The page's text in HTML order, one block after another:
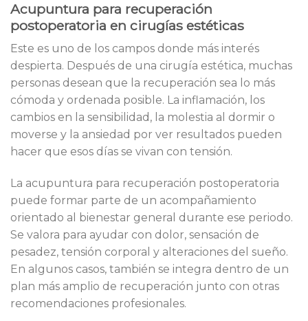
Acupuntura para recuperación
postoperatoria en cirugías estéticas
Este es uno de los campos donde más interés
despierta. Después de una cirugía estética, muchas
personas desean que la recuperación sea lo más
cómoda y ordenada posible. La inflamación, los
cambios en la sensibilidad, la molestia al dormir o
moverse y la ansiedad por ver resultados pueden
hacer que esos días se vivan con tensión.
La acupuntura para recuperación postoperatoria
puede formar parte de un acompañamiento
orientado al bienestar general durante ese periodo.
Se valora para ayudar con dolor, sensación de
pesadez, tensión corporal y alteraciones del sueño.
En algunos casos, también se integra dentro de un
plan más amplio de recuperación junto con otras
recomendaciones profesionales.